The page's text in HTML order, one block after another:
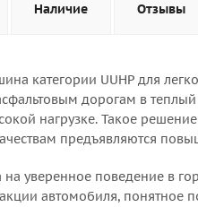
Наличие Отзывы
категории UUHP для
дорогам в теплый
нагрузке. Такое
предъявляются
на уверенное поведение в
автомобиля, понятное